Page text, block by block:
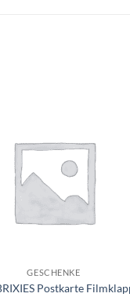
GESCHENKE
Postkarte